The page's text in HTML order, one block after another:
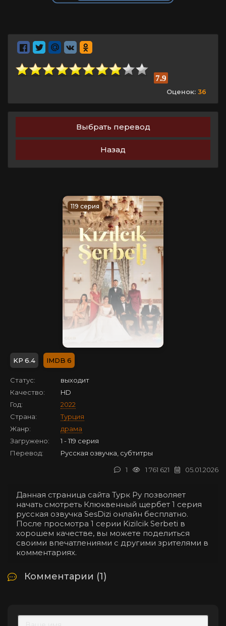
7.9
Оценок: 36
Выбрать перевод
Назад
119 серия
6.4 6
Статус:
выходит
Качество:
HD
Год:
2022
Страна:
Турция
Жанр:
драма
Загружено:
1 - 119 серия
Перевод:
Русская озвучка, субтитры
05.01.2026
1 761 621
1
Данная страница сайта Турк Ру позволяет
начать смотреть Клюквенный щербет 1 серия
русская озвучка SesDizi онлайн бесплатно.
После просмотра 1 серии Kizilcik Serbeti в
хорошем качестве, вы можете поделиться
своими впечатлениями с другими зрителями в
комментариях.
Комментарии (1)